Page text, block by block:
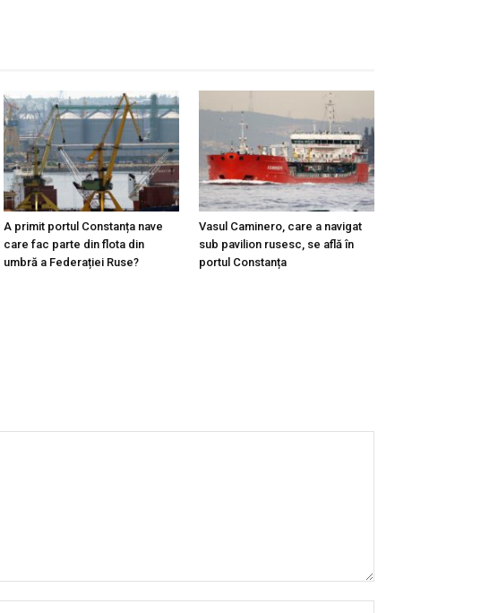
A primit portul Constanța nave
care fac parte din flota din
umbră a Federației Ruse?
Vasul Caminero, care a navigat
sub pavilion rusesc, se află în
portul Constanța